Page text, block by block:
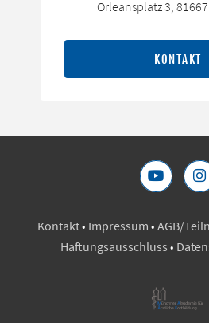
Orleansplatz 3,
KONTAKT
Kontakt• Impressum • AGB/
Haftungsausschluss •